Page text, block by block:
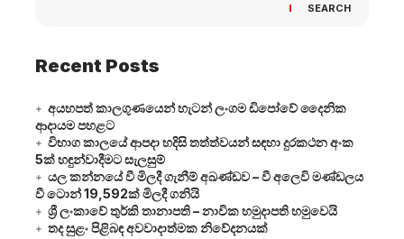
SEARCH
Recent Posts
අයහපත් කාලගුණයෙන් හැටන් ලංගම ඩිපෝවේ දෛනික
ආදායම පහළට
විභාග කාලයේ ආපදා හදිසි තත්ත්වයන් සඳහා දුරකථන අංක
5ක් හඳුන්වාදීමට සැලසුම්
යල කන්නයේ වී මිලදී ගැනීම් අඛණ්ඩව – වී අලෙවි මණ්ඩලය
වී ටොන් 19,592ක් මිලදී ගනියි
ශ්‍රී ලංකාවේ තුර්කි තානාපති – නාවික හමුදාපති හමුවෙයි
තද සුළං පිළිබඳ අවවාදාත්මක නිවේදනයක්